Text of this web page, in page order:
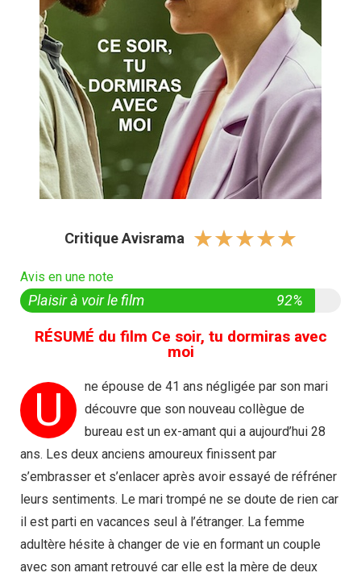
Critique Avisrama ☆☆☆☆☆
Avis en une note
Plaisir à voir le film 92%
RÉSUMÉ du film Ce soir, tu dormiras avec
moi
U
ne épouse de 41 ans négligée par son mari
découvre que son nouveau collègue de
bureau est un ex-amant qui a aujourd’hui 28
ans. Les deux anciens amoureux finissent par
s’embrasser et s’enlacer après avoir essayé de réfréner
leurs sentiments. Le mari trompé ne se doute de rien car
il est parti en vacances seul à l’étranger. La femme
adultère hésite à changer de vie en formant un couple
avec son amant retrouvé car elle est la mère de deux